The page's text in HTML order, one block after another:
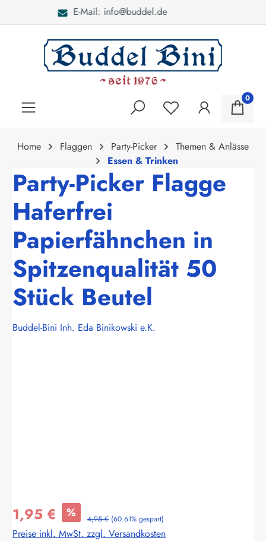
Bei Fragen: 040 - 46 28 52
0
Home Flaggen Party-Picker
Themen & Anlässe
Essen & Trinken
Party-Picker Flagge
Haferfrei
Papierfähnchen in
Spitzenqualität 50
Stück Beutel
Buddel-Bini Inh. Eda Binikowski e.K.
1,95 € % 4,95 € (60.61% gespart)
Preise inkl. MwSt. zzgl. Versandkosten